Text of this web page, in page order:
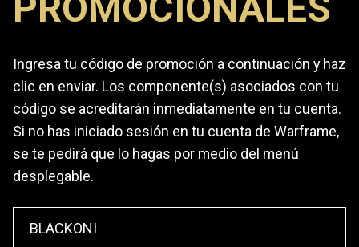
Ingresa tu código de promoción a continuación y haz
clic en enviar. Los componente(s) asociados con tu
código se acreditarán inmediatamente en tu cuenta.
Si no has iniciado sesión en tu cuenta de Warframe,
se te pedirá que lo hagas por medio del menú
desplegable.